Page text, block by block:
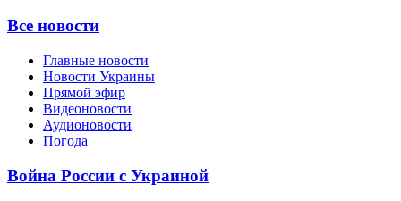
Все новости
Главные новости
Новости Украины
Прямой эфир
Видеоновости
Аудионовости
Погода
Война России с Украиной